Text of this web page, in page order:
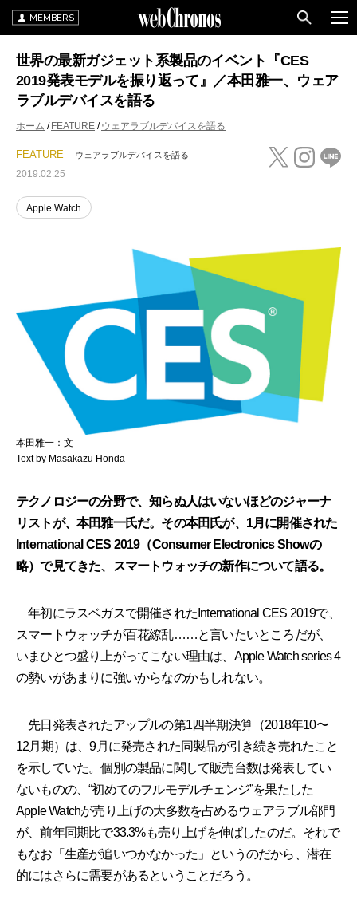
MEMBERS
世界の最新ガジェット系製品のイベント『CES
2019発表モデルを振り返って』／本田雅一、ウェア
ラブルデバイスを語る
ホーム FEATURE ウェアラブルデバイスを語る
FEATURE ウェアラブルデバイスを語る
2019.02.25
Apple Watch
本田雅一：文
Text by Masakazu Honda
テクノロジーの分野で、知らぬ人はいないほどのジャーナ
リストが、本田雅一氏だ。その本田氏が、1月に開催された
International CES 2019（Consumer Electronics Showの
略）で見てきた、スマートウォッチの新作について語る。
年初にラスベガスで開催されたInternational CES 2019で、
スマートウォッチが百花繚乱……と言いたいところだが、
いまひとつ盛り上がってこない理由は、Apple Watch series 4
の勢いがあまりに強いからなのかもしれない。
先日発表されたアップルの第1四半期決算（2018年10〜
12月期）は、9月に発売された同製品が引き続き売れたこと
を示していた。個別の製品に関して販売台数は発表してい
ないものの、“初めてのフルモデルチェンジ”を果たした
Apple Watchが売り上げの大多数を占めるウェアラブル部門
が、前年同期比で33.3%も売り上げを伸ばしたのだ。それで
もなお「生産が追いつかなかった」というのだから、潜在
的にはさらに需要があるということだろう。